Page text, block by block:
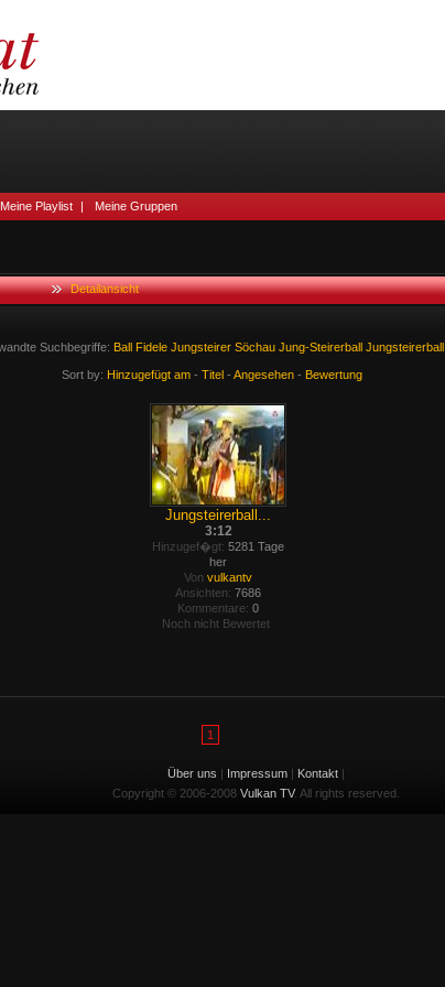
Meine Playlist | Meine Gruppen
Detailansicht
Suchbegriffe: Ball Fidele Jungsteirer Söchau Jung-Steirerball Jungsteirerball
Sort by: Hinzugefügt am - Titel - Angesehen - Bewertung
Jungsteirerball...
3:12
Hinzugef�gt: 5281 Tage
her
Von vulkantv
Ansichten: 7686
Kommentare: 0
Noch nicht Bewertet
1
Über uns | Impressum| Kontakt|
Copyright © 2006-2008 Vulkan TV. All rights reserved.